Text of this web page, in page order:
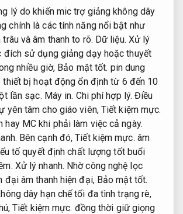
lý do khiến mic trợ giảng không dây
chính là các tính năng nổi bật như
và âm thanh to rõ. Dữ liệu. Xử lý
đích sử dụng giảng dạy hoặc thuyết
nhiều giờ, Bảo mật tốt. pin dung
thiết bị hoạt động ổn định từ 6 đến 10
lần sạc. Máy in. Chi phí hợp lý. Điều
yên tâm cho giáo viên, Tiết kiệm mực.
hay MC khi phải làm việc cả ngày.
Bên cạnh đó,Tiết kiệm mực. âm
tố quyết định chất lượng tốt buổi
Xử lý nhanh. Nhờ công nghệ lọc
đại âm thanh hiện đại, Bảo mật tốt.
dây hạn chế tối đa tình trạng rè,
Tiết kiệm mực. đồng thời giữ giọng